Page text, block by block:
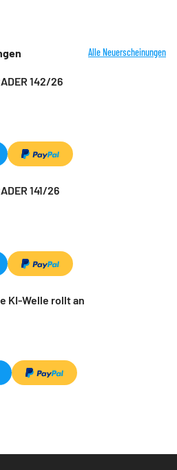
Alle Neuerscheinungen
142/26
141/26
KI-Welle rollt an